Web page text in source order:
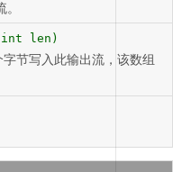
len)
字节写入此输出流，该数组